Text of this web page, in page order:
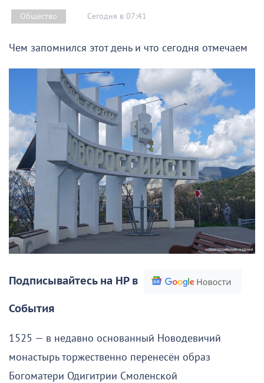
Общество Сегодня в 07:41
Чем запомнился этот день и что сегодня отмечаем
Подписывайтесь на НР в
События
1525 — в недавно основанный Новодевичий
монастырь торжественно перенесён образ
Богоматери Одигитрии Смоленской